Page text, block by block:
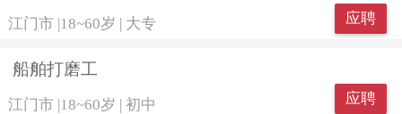
江门市 18~60岁 大专 应聘
船舶打磨工
江门市 |18~60岁 | 初中 应聘